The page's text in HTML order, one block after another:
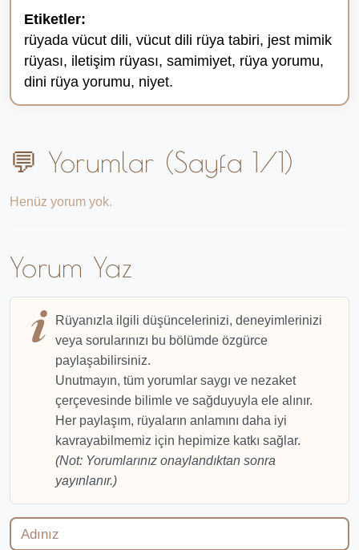
Etiketler:
rüyada vücut dili, vücut dili rüya tabiri, jest mimik
rüyası, iletişim rüyası, samimiyet, rüya yorumu,
dini rüya yorumu, niyet.
💬 Yorumlar (Sayfa 1/1)
Henüz yorum yok.
Yorum Yaz
Rüyanızla ilgili düşüncelerinizi, deneyimlerinizi
veya sorularınızı bu bölümde özgürce
paylaşabilirsiniz.
Unutmayın, tüm yorumlar saygı ve nezaket
çerçevesinde bilimle ve sağduyuyla ele alınır.
Her paylaşım, rüyaların anlamını daha iyi
kavrayabilmemiz için hepimize katkı sağlar.
(Not: Yorumlarınız onaylandıktan sonra
yayınlanır.)